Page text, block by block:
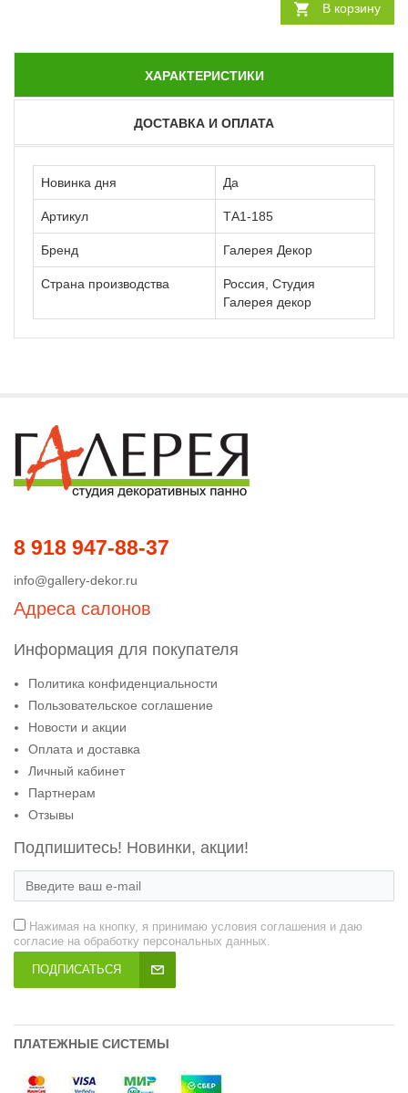
В корзину
ХАРАКТЕРИСТИКИ
ДОСТАВКА И ОПЛАТА
Новинка дня Да
Артикул ТА1-185
Бренд Галерея Декор
Страна производства
Россия, Студия
Галерея декор
8 918 947-88-37
info@gallery-dekor.ru
Адреса салонов
Информация для покупателя
Политика конфиденциальности
Пользовательское соглашение
Новости и акции
Оплата и доставка
Личный кабинет
Партнерам
Отзывы
Подпишитесь! Новинки, акции!
Нажимая на кнопку, я принимаю условия соглашения и даю
согласие на обработку персональных данных.
ПОДПИСАТЬСЯ
ПЛАТЕЖНЫЕ СИСТЕМЫ